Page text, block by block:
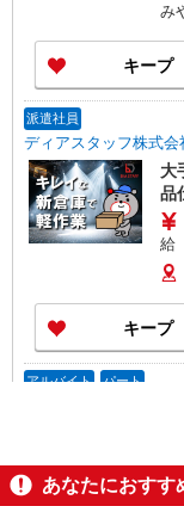
み
キープ
派遣社員
ディアスタッフ株式会
大
品
給
キープ
アルバイト パート
ケーズデンキみやき
祝
あなたにおすす